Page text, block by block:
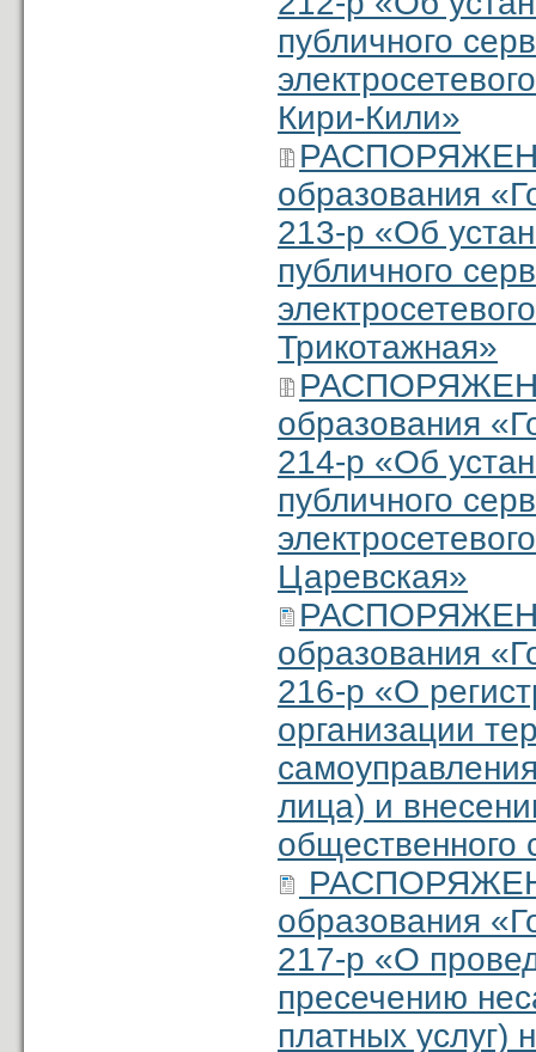
публичного
Кири-Кили»
образования
213-р «Об
публичного
Трикотажная»
образования
214-р «Об
публичного
Царевская»
образования
216-р «О
организации
лица) и
общественного
образования
217-р «О
пресечению
платных